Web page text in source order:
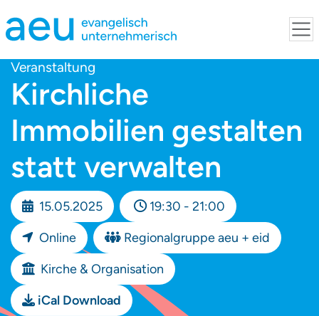
Veranstaltung
Kirchliche
Immobilien gestalten
statt verwalten
15.05.2025
19:30 - 21:00
Online
Regionalgruppe aeu + eid
Kirche & Organisation
iCal Download